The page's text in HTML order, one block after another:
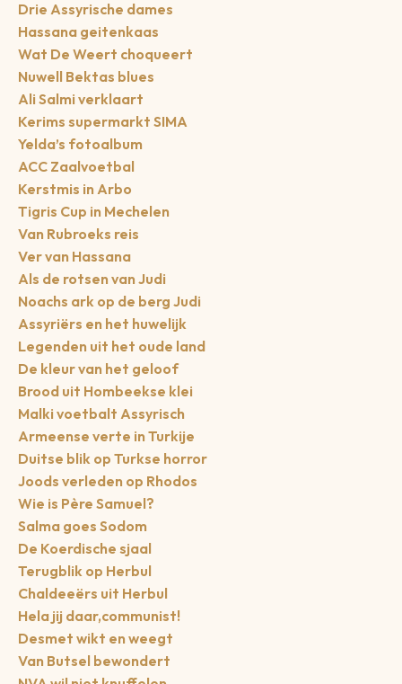
Drie Assyrische dames
Hassana geitenkaas
Wat De Weert choqueert
Nuwell Bektas blues
Ali Salmi verklaart
Kerims supermarkt SIMA
Yelda’s fotoalbum
ACC Zaalvoetbal
Kerstmis in Arbo
Tigris Cup in Mechelen
Van Rubroeks reis
Ver van Hassana
Als de rotsen van Judi
Noachs ark op de berg Judi
Assyriërs en het huwelijk
Legenden uit het oude land
De kleur van het geloof
Brood uit Hombeekse klei
Malki voetbalt Assyrisch
Armeense verte in Turkije
Duitse blik op Turkse horror
Joods verleden op Rhodos
Wie is Père Samuel?
Salma goes Sodom
De Koerdische sjaal
Terugblik op Herbul
Chaldeeërs uit Herbul
Hela jij daar,communist!
Desmet wikt en weegt
Van Butsel bewondert